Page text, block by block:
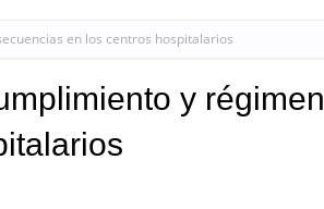
en los centros hospitalarios
y régimen